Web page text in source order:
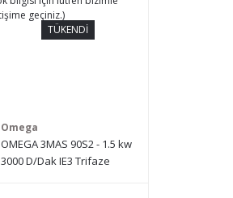
TÜKENDİ
Omega
OMEGA 3MAS 90S2 - 1.5 kw
3000 D/Dak IE3 Trifaze
vermeden önce stok bilgisi